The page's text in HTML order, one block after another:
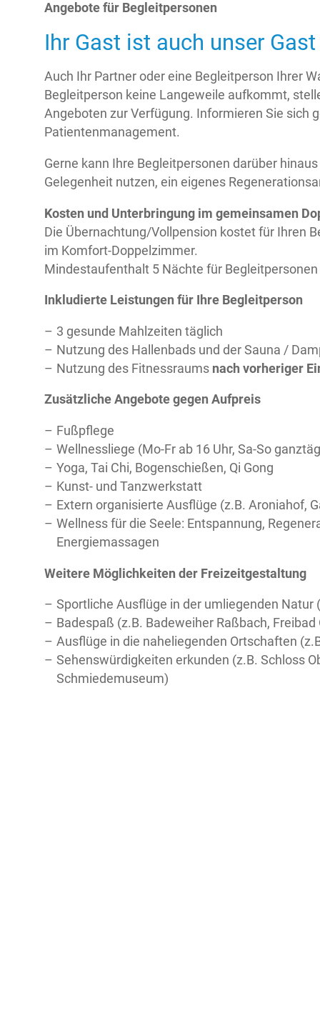
Angebote für Begleitpersonen
Ihr Gast ist auch unser Gast
Auch Ihr Partner oder eine Begleitperson Ihrer
Begleitperson keine Langeweile aufkommt,
Angeboten zur Verfügung. Informieren Sie sich
Patientenmanagement.
Gerne kann Ihre Begleitpersonen darüber
Gelegenheit nutzen, ein eigenes
Kosten und Unterbringung im gemeinsamen
Die Übernachtung/Vollpension kostet für Ihren
im Komfort-Doppelzimmer.
Mindestaufenthalt 5 Nächte für Begleitpersonen
Inkludierte Leistungen für Ihre Begleitperson
3 gesunde Mahlzeiten täglich
Nutzung des Hallenbads und der Sauna /
Nutzung des Fitnessraums nach vorheriger
Zusätzliche Angebote gegen Aufpreis
Fußpflege
Wellnessliege (Mo-Fr ab 16 Uhr, Sa-So
Yoga, Tai Chi, Bogenschießen, Qi Gong
Kunst- und Tanzwerkstatt
Extern organisierte Ausflüge (z.B. Aroniahof,
Wellness für die Seele: Entspannung,
Energiemassagen
Weitere Möglichkeiten der Freizeitgestaltung
Sportliche Ausflüge in der umliegenden Natur
Badespaß (z.B. Badeweiher Raßbach, Freibad
Ausflüge in die naheliegenden Ortschaften
Sehenswürdigkeiten erkunden (z.B. Schloss
Schmiedemuseum)